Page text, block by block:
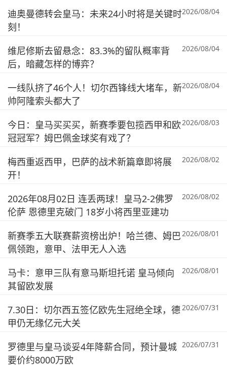
迪奥曼德转会皇马：未来24小时将是关键时
刻！
2026/08/04
维尼修斯去留悬念：83.3%的留队概率背
后，暗藏怎样的博弈？
2026/08/04
一线队挤了46个人！切尔西锋线大堵车，新
帅阿隆索头都大了
2026/08/04
今日：皇马买买买，新赛季要包揽西甲和欧
冠冠军？姆巴佩金球奖有戏了？
2026/08/03
梅西重返西甲，巴萨的战术新篇章即将展
开！
2026/08/02
2026年08月02日 连丢两球！皇马2-2佛罗
伦萨 恩德里克破门 18岁小将西里亚建功
2026/08/02
新赛季五大联赛薪资榜出炉！哈兰德、姆巴
佩领跑，意甲、法甲无人入选
2026/08/01
马卡：意甲三队有意马斯坦托诺 皇马倾向
其留欧发展
2026/08/01
7.30日：切尔西五签亿欧先生冠绝全球，德
甲仍无缘亿元大关
2026/07/31
罗德里与皇马谈妥4年降薪合同，预计曼城
要价约8000万欧
2026/07/31